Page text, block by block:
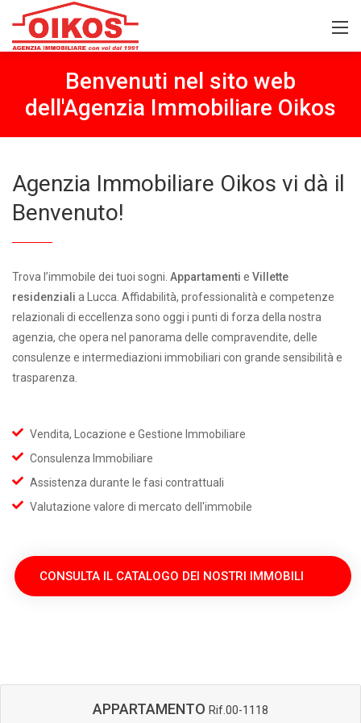
Benvenuti nel sito web
dell'Agenzia Immobiliare Oikos
Agenzia Immobiliare Oikos vi dà il
Benvenuto!
Trova l’immobile dei tuoi sogni. Appartamenti e Villette
residenziali a Lucca. Affidabilità, professionalità e competenze
relazionali di eccellenza sono oggi i punti di forza della nostra
agenzia, che opera nel panorama delle compravendite, delle
consulenze e intermediazioni immobiliari con grande sensibilità e
trasparenza.
Vendita, Locazione e Gestione Immobiliare
Consulenza Immobiliare
Assistenza durante le fasi contrattuali
Valutazione valore di mercato dell'immobile
CONSULTA IL CATALOGO DEI NOSTRI IMMOBILI
LABORATORIORif.01A